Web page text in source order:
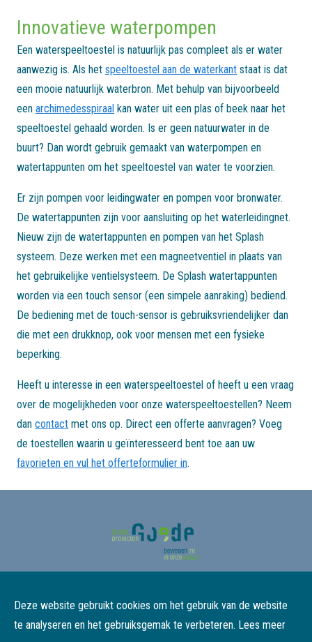
Innovatieve waterpompen
Een waterspeeltoestel is natuurlijk pas compleet als er water
aanwezig is. Als het speeltoestel aan de waterkant staat is dat
een mooie natuurlijk waterbron. Met behulp van bijvoorbeeld
een archimedesspiraal kan water uit een plas of beek naar het
speeltoestel gehaald worden. Is er geen natuurwater in de
buurt? Dan wordt gebruik gemaakt van waterpompen en
watertappunten om het speeltoestel van water te voorzien.
Er zijn pompen voor leidingwater en pompen voor bronwater.
De watertappunten zijn voor aansluiting op het waterleidingnet.
Nieuw zijn de watertappunten en pompen van het Splash
systeem. Deze werken met een magneetventiel in plaats van
het gebruikelijke ventielsysteem. De Splash watertappunten
worden via een touch sensor (een simpele aanraking) bediend.
De bediening met de touch-sensor is gebruiksvriendelijker dan
die met een drukknop, ook voor mensen met een fysieke
beperking.
Heeft u interesse in een waterspeeltoestel of heeft u een vraag
over de mogelijkheden voor onze waterspeeltoestellen? Neem
dan contact met ons op. Direct een offerte aanvragen? Voeg
de toestellen waarin u geïnteresseerd bent toe aan uw
favorieten en vul het offerteformulier in.
Deze website gebruikt cookies om het gebruik van de website
te analyseren en het gebruiksgemak te verbeteren. Lees meer
Contact
Leverings- & Service-informatie
Kennispartners
Productiepartners